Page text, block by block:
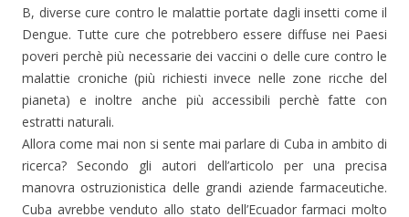
B, diverse cure contro le malattie portate dagli insetti come il
Dengue. Tutte cure che potrebbero essere diffuse nei Paesi
poveri perchè più necessarie dei vaccini o delle cure contro le
malattie croniche (più richiesti invece nelle zone ricche del
pianeta) e inoltre anche più accessibili perchè fatte con
estratti naturali.
Allora come mai non si sente mai parlare di Cuba in ambito di
ricerca? Secondo gli autori dell’articolo per una precisa
manovra ostruzionistica delle grandi aziende farmaceutiche.
Cuba avrebbe venduto allo stato dell’Ecuador farmaci molto